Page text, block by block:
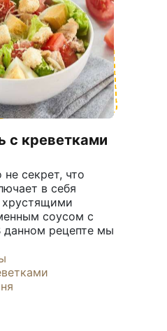
с креветками
секрет, что
в себя
соусом с
рецепте мы